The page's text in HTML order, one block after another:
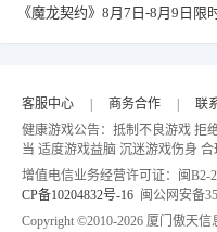
客服中心 商务合作 联
健康游戏公告：抵制不良游戏 拒
当 适度游戏益脑 沉迷游戏伤身
增值电信业务经营许可证：闽B2-
CP备10204832号-16 闽公网安备
Copyright ©2010-2026 厦门傲天